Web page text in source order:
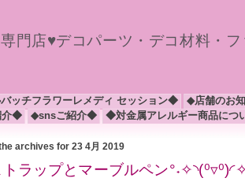
門店♥デコパーツ・デコ材料・
ッチフラワーレメディ セッション◆ ◆店舗のお
介◆ ◆snsご紹介◆ ◆対金属アレルギー商品につ
archives for 23 4月 2019
ラップとマーブルペン